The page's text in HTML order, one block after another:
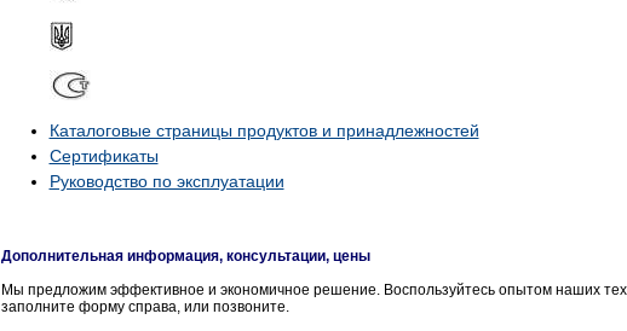
Каталоговые страницы продуктов и принадлежностей
Сертификаты
Руководство по эксплуатации
Дополнительная информация, консультации, цены
Мы предложим эффективное и экономичное решение. Воспользуйтесь опытом наших
заполните форму справа, или позвоните.